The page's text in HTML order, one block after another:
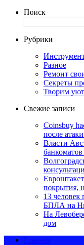
Поиск
Рубрики
Разное
Ремонт
Секреты
Творим
Свежие записи
Coinsbuy
после
Власти
покрытия,
13 человек
БПЛА на
На
дом